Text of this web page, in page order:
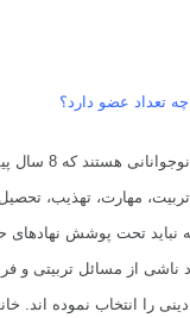
تعداد عضو دارد؟
مهارت، تهذیب،
نباید تحت پوشش نهادهای
ناشی از مسائل
را انتخاب نموده اند.